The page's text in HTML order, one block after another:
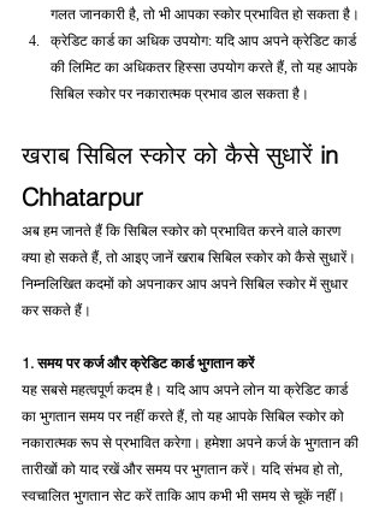
गलत जानकारी है, तो भी आपका स्कोर प्रभावित हो सकता है।
क्रेडिट कार्ड का अधिक उपयोग: यदि आप अपने क्रेडिट कार्ड
की लिमिट का अधिकतर हिस्सा उपयोग करते हैं, तो यह आपके
सिबिल स्कोर पर नकारात्मक प्रभाव डाल सकता है।
खराब सिबिल स्कोर को कैसे सुधारें in
Chhatarpur
अब हम जानते हैं कि सिबिल स्कोर को प्रभावित करने वाले कारण
क्या हो सकते हैं, तो आइए जानें खराब सिबिल स्कोर को कैसे सुधारें।
निम्नलिखित कदमों को अपनाकर आप अपने सिबिल स्कोर में सुधार
कर सकते हैं।
1. समय पर कर्ज और क्रेडिट कार्ड भुगतान करें
यह सबसे महत्वपूर्ण कदम है। यदि आप अपने लोन या क्रेडिट कार्ड
का भुगतान समय पर नहीं करते हैं, तो यह आपके सिबिल स्कोर को
नकारात्मक रूप से प्रभावित करेगा। हमेशा अपने कर्ज के भुगतान की
तारीखों को याद रखें और समय पर भुगतान करें। यदि संभव हो तो,
स्वचालित भुगतान सेट करें ताकि आप कभी भी समय से चूकें नहीं।